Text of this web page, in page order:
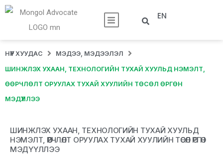
EN
НҮҮР ХУУДАС МЭДЭЭ, МЭДЭЭЛЭЛ
ШИНЖЛЭХ УХААН, ТЕХНОЛОГИЙН ТУХАЙ ХУУЛЬД НЭМЭЛТ,
ӨӨРЧЛӨЛТ ОРУУЛАХ ТУХАЙ ХУУЛИЙН ТӨСӨЛ ӨРГӨН
МЭДҮҮЛЛЭЭ
ШИНЖЛЭХ УХААН, ТЕХНОЛОГИЙН ТУХАЙ ХУУЛЬД
НЭМЭЛТ, ӨӨРЧЛӨЛТ ОРУУЛАХ ТУХАЙ ХУУЛИЙН ТӨСӨЛ ӨРГӨН
МЭДҮҮЛЛЭЭ